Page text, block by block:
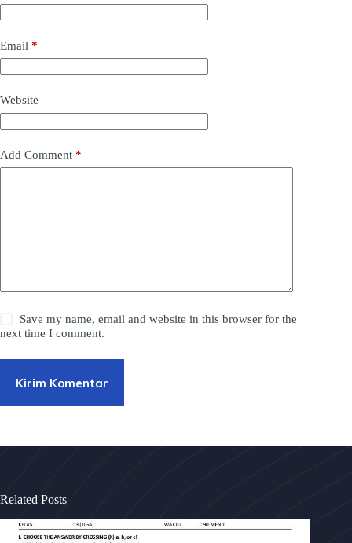
Email *
Website
Add Comment *
Save my name, email and website in this browser for the
next time I comment.
Kirim Komentar
Related Posts